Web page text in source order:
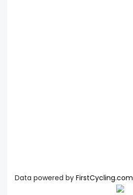
Data powered by FirstCycling.com